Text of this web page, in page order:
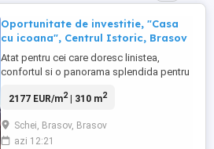
Oportunitate de investitie, "Casa
cu icoana", Centrul Istoric, Brasov
Atat pentru cei care doresc linistea,
confortul si o panorama splendida pentru
afacere in turism, aceasta proprietate este
vreau să v-o prezint se afla pe strada
Constantin Lacea (denumita in vechime
2177 EUR/m2| 310 m2
Schei, Brasov, Brasov
azi 12:21